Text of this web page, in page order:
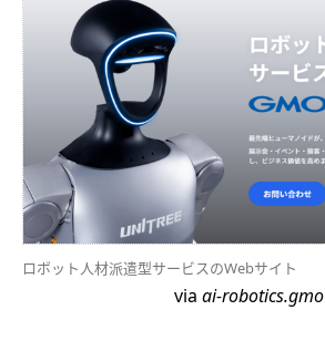
ロボット人材派遣型サービスのWebサイト
via ai-robotics.gmo